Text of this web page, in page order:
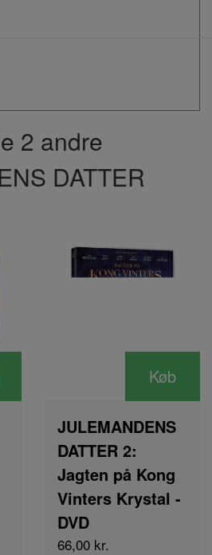
2 andre
DATTER
Køb
JULEMANDENS
DATTER 2:
Jagten på Kong
Vinters Krystal -
DVD
66,00 kr.